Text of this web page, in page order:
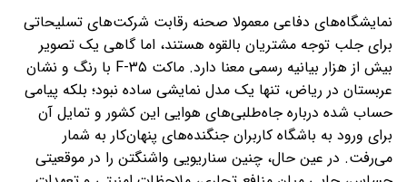
نمایشگاه‌های دفاعی معمولا صحنه رقابت شرکت‌های تسلیحاتی
برای جلب توجه مشتریان بالقوه هستند، اما گاهی یک تصویر
بیش از هزار بیانیه رسمی معنا دارد. ماکت F-۳۵ با رنگ و نشان
عربستان در ریاض، تنها یک مدل نمایشی ساده نبود؛ بلکه پیامی
حساب‌ شده درباره جاه‌طلبی‌های هوایی این کشور و تمایل آن
برای ورود به باشگاه کاربران جنگنده‌های پنهان‌کار به شمار
می‌رفت. در عین حال، چنین سناریویی واشنگتن را در موقعیتی